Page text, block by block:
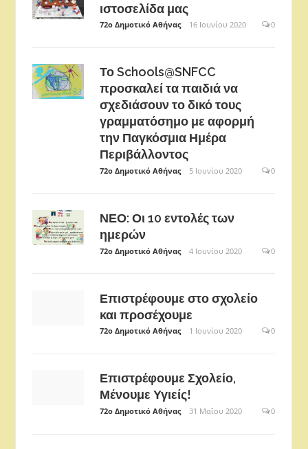
ιστοσελίδα μας
72ο Δημοτικό Αθήνας 16 Ιουνίου 2020 0
Το Schools@SNFCC
προσκαλεί τα παιδιά να
σχεδιάσουν το δικό τους
γραμματόσημο με αφορμή
την Παγκόσμια Ημέρα
Περιβάλλοντος
72ο Δημοτικό Αθήνας 5 Ιουνίου 2020 0
ΝΕΟ: Οι 10 εντολές των
ημερών
72ο Δημοτικό Αθήνας 4 Ιουνίου 2020 0
Επιστρέφουμε στο σχολείο
και προσέχουμε
72ο Δημοτικό Αθήνας 1 Ιουνίου 2020 0
Επιστρέφουμε Σχολείο,
Μένουμε Υγιείς!
72ο Δημοτικό Αθήνας 31 Μαΐου 2020 0